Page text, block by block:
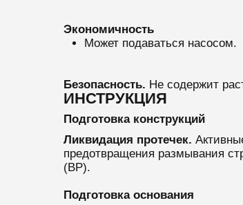
Экономичность
Может подаваться насосом.
Безопасность. Не содержит
ИНСТРУКЦИЯ
Подготовка конструкций
Ликвидация протечек.
предотвращения размывания
(ВР).
Подготовка основания